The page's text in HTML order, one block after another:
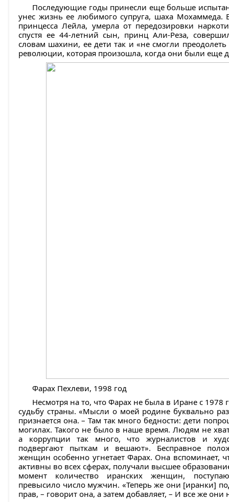
Последующие годы принесли еще больше
унес жизнь ее любимого супруга, шаха Мохаммеда.
принцесса Лейла, умерла от передозировки
спустя ее 44-летний сын, принц Али-Реза,
словам шахини, ее дети так и «не смогли
революции, которая произошла, когда они были еще
Фарах Пехлеви, 1998 год
Несмотря на то, что Фарах не была в Иране с 1978
судьбу страны. «Мысли о моей родине буквально
признается она. – Там так много бедности: дети
могилах. Такого не было в наше время. Людям не
а коррупции так много, что журналистов и
подвергают пыткам и вешают». Бесправное
женщин особенно угнетает Фарах. Она вспоминает,
активны во всех сферах, получали высшее
момент количество иранских женщин,
превысило число мужчин. «Теперь же они [иранки]
прав, – говорит она, а затем добавляет, – И все же